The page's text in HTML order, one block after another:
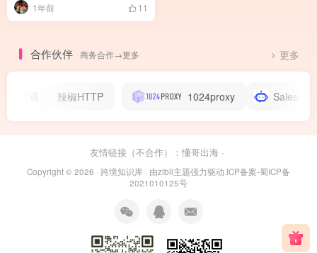
1年前 11
合作伙伴 商务合作→更多 更多
辣椒HTTP 1024proxy Salesmartly
友情链接（不合作）： 懂哥出海 ·
Copyright © 2026 · 跨境知识库 · 由zibll主题强力驱动.ICP备案-蜀ICP备
2021010125号